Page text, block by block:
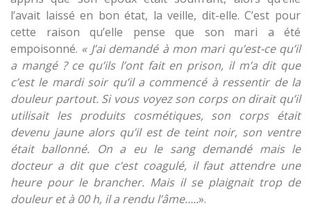
l’avait laissé en bon état, la veille, dit-elle. C’est pour
cette raison qu’elle pense que son mari a été
empoisonné. « J’ai demandé à mon mari qu’est-ce qu’il
a mangé ? ce qu’ils l’ont fait en prison, il m’a dit que
c’est le mardi soir qu’il a commencé à ressentir de la
douleur partout. Si vous voyez son corps on dirait qu’il
utilisait les produits cosmétiques, son corps était
devenu jaune alors qu’il est de teint noir, son ventre
était ballonné. On a eu le sang demandé mais le
docteur a dit que c’est coagulé, il faut attendre une
heure pour le brancher. Mais il se plaignait trop de
douleur et à 00 h, il a rendu l’âme…..».